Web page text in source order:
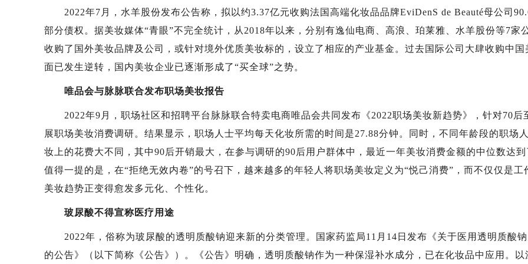
2022年7月，水羊股份发布公告称，拟以约3.37亿元收购法国高端化妆品品牌EviDenS de Beauté母公司
部分债权。据美妆媒体“青眼”不完全统计，从2018年以来，分别有逸仙电商、高浪、珀莱雅、水羊股份等7家
收购了国外美妆品牌及公司，或针对境外优质美妆标的，设立了相应的产业基金。过去国际公司大肆收购中国
面已发生逆转，国内美妆企业已逐渐形成了“买全球”之势。
唯品会与脉脉联合发布职场美妆报告
2022年9月，职场社区和招聘平台脉脉联合特卖电商唯品会共同发布《2022职场美妆新趋势》，针对70后
展职场美妆消费调研。结果显示，职场人士平均每天化妆所需的时间是27.88分钟。同时，不同年龄段的职场
妆上的花费大不同，其中90后开销最大，在参与调研的90后用户群体中，最近一年美妆消费金额的中位数达
值得一提的是，在“拒绝无效内卷”的号召下，越来越多的年轻人将职场美妆定义为“悦己消费”，而不仅仅是工
美妆趋势正变得愈发多元化、个性化。
玻尿酸不得宣称医疗用途
2022年，俗称为玻尿酸的透明质酸钠迎来新的分类管理。国家药监局11月14日发布《关于医用透明质酸
的公告》（以下简称《公告》）。《公告》明确，透明质酸钠作为一种保湿补水成分，已在化妆品中应用。以